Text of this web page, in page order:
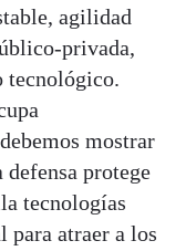
agilidad
privada,
tecnológico.
mostrar
defensa protege
tecnologías
para atraer a los